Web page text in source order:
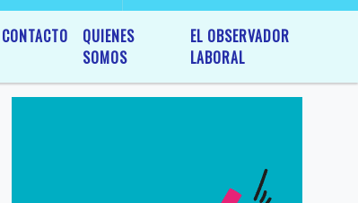
CONTACTO
QUIENES
SOMOS
EL OBSERVADOR
LABORAL